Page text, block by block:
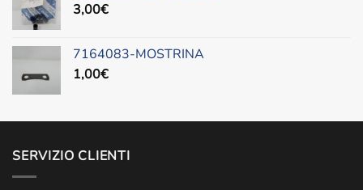
3,00€
7164083-MOSTRINA
1,00€
SERVIZIO CLIENTI